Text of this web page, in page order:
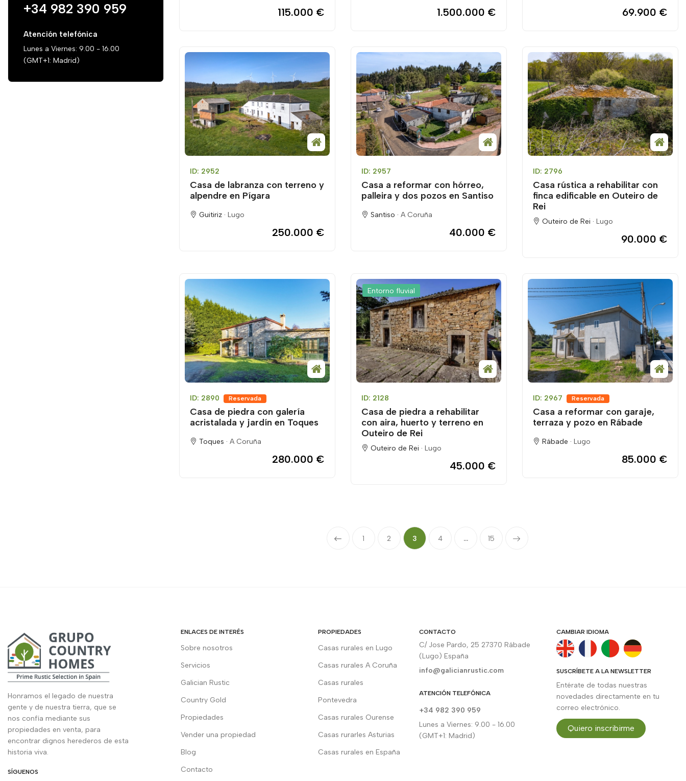
+34 982 390 959
Atención telefónica
Lunes a Viernes: 9.00 - 16.00
(GMT+1: Madrid)
115.000 € 1.500.000 € 69.900 €
ID: 2952
Casa de labranza con terreno y
alpendre en Pígara
Guitiriz · Lugo
250.000 €
ID: 2957
Casa a reformar con hórreo,
palleira y dos pozos en Santiso
Santiso · A Coruña
40.000 €
ID: 2796
Casa rústica a rehabilitar con
finca edificable en Outeiro de
Rei
Outeiro de Rei · Lugo
90.000 €
ID: 2890 Reservada
Casa de piedra con galería
acristalada y jardín en Toques
Toques · A Coruña
280.000 €
Entorno fluvial
ID: 2128
Casa de piedra a rehabilitar
con aira, huerto y terreno en
Outeiro de Rei
Outeiro de Rei · Lugo
45.000 €
ID: 2967 Reservada
Casa a reformar con garaje,
terraza y pozo en Rábade
Rábade · Lugo
85.000 €
1 2 3 4 ... 15
Honramos el legado de nuestra
gente y de nuestra tierra, que se
nos confía mediante sus
propiedades en venta, para
encontrar dignos herederos de esta
historia viva.
SÍGUENOS
ENLACES DE INTERÉS
Sobre nosotros
Servicios
Galician Rustic
Country Gold
Propiedades
Vender una propiedad
Blog
Contacto
PROPIEDADES
Casas rurales en Lugo
Casas rurales A Coruña
Casas rurales
Pontevedra
Casas rurales Ourense
Casas rurarles Asturias
Casas rurales en España
CONTACTO
C/ Jose Pardo, 25 27370 Rábade
(Lugo) España
info@galicianrustic.com
ATENCIÓN TELEFÓNICA
+34 982 390 959
Lunes a Viernes: 9.00 - 16.00
(GMT+1: Madrid)
CAMBIAR IDIOMA
SUSCRÍBETE A LA NEWSLETTER
Entérate de todas nuestras
novedades directamente en tu
correo electrónico.
Quiero inscribirme